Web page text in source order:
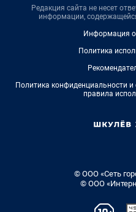
Редакция сайта не несет
информации,
Информация
Политика
Политика конфиденциальности
правила
© ООО «Сеть
© ООО